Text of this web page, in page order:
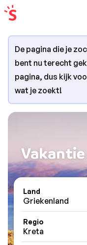
De pagina die je
bent nu terecht
pagina, dus kijk
wat je zoekt!
Land
Griekenland
Regio
Kreta